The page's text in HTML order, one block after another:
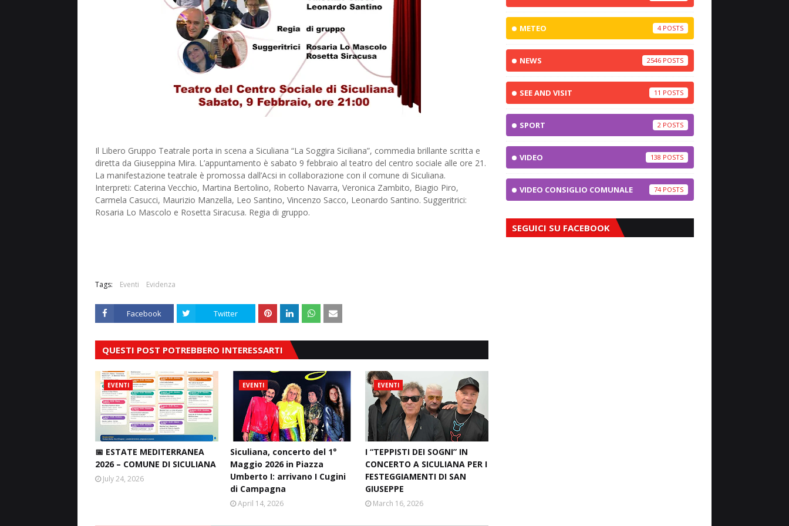
Il Libero Gruppo Teatrale porta in scena a Siculiana “La Soggira Siciliana”, commedia brillante scritta e
diretta da Giuseppina Mira. L’appuntamento è sabato 9 febbraio al teatro del centro sociale alle ore 21.
La manifestazione teatrale è promossa dall’Acsi in collaborazione con il comune di Siculiana.
Interpreti: Caterina Vecchio, Martina Bertolino, Roberto Navarra, Veronica Zambito, Biagio Piro,
Carmela Casucci, Maurizio Manzella, Leo Santino, Vincenzo Sacco, Leonardo Santino. Suggeritrici:
Rosaria Lo Mascolo e Rosetta Siracusa. Regia di gruppo.
Tags: Eventi Evidenza
Facebook Twitter
QUESTI POST POTREBBERO INTERESSARTI
EVENTI
📅 ESTATE MEDITERRANEA
2026 – COMUNE DI SICULIANA
July 24, 2026
EVENTI
Siculiana, concerto del 1°
Maggio 2026 in Piazza
Umberto I: arrivano I Cugini
di Campagna
April 14, 2026
EVENTI
I “TEPPISTI DEI SOGNI” IN
CONCERTO A SICULIANA PER I
FESTEGGIAMENTI DI SAN
GIUSEPPE
March 16, 2026
METEO 4
NEWS 2546
SEE AND VISIT 11
SPORT 2
VIDEO 138
VIDEO CONSIGLIO COMUNALE 74
SEGUICI SU FACEBOOK